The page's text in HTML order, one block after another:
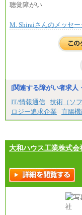
※2…大
※3…愛
※4…北
潟県、
香川県
分県、
◆パー
る。
【エア
※上記
※試用
＜募集
月給21
※試用
ます。
聴覚障がい
M. Shiraiさんのメッセー
[関連する障がい者求人
IT/情報通信 技術（ソ
ロジー追求企業
直腸
大和ハウス工業株式会